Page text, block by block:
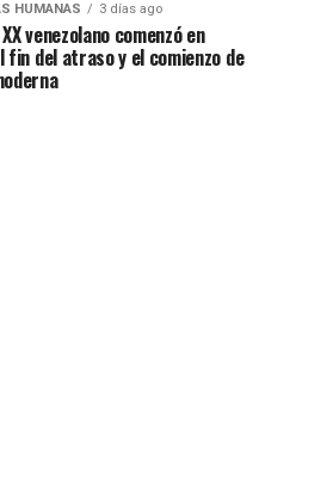
HUMANAS 3 días ago
venezolano comenzó en
fin del atraso y el comienzo de